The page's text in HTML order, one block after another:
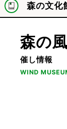
森の文化
森の
催し情報
WIND